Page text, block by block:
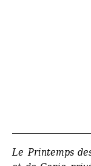
Le Printemps